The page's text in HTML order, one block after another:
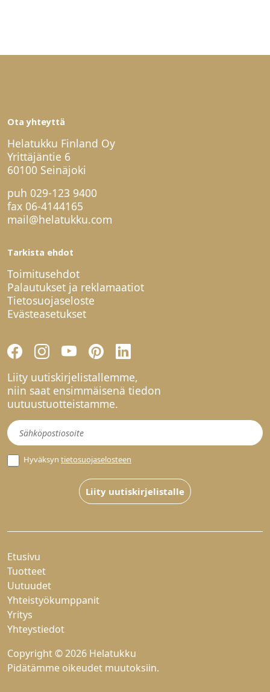
Ota yhteyttä
Helatukku Finland Oy
Yrittäjäntie 6
60100 Seinäjoki
puh 029-123 9400
fax 06-4144165
mail@helatukku.com
Tarkista ehdot
Toimitusehdot
Palautukset ja reklamaatiot
Tietosuojaseloste
Evästeasetukset
Liity uutiskirjelistallemme,
niin saat ensimmäisenä tiedon
uutuustuotteistamme.
Uutiskirje
Hyväksyn tietosuojaselosteen
Liity uutiskirjelistalle
Etusivu
Tuotteet
Uutuudet
Yhteistyökumppanit
Yritys
Yhteystiedot
Copyright © 2026 Helatukku
Pidätämme oikeudet muutoksiin.